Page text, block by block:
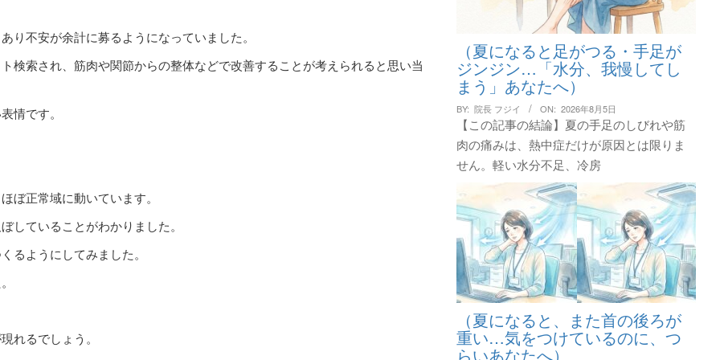
り不安が余計に募るようになっていました。
検索され、筋肉や関節からの整体などで改善することが考えられると思い当
情です。
ぼ正常域に動いています。
していることがわかりました。
るようにしてみました。
れるでしょう。
（夏になると足がつる・手足が
ジンジン…「水分、我慢してし
まう」あなたへ）
BY: 院長 フジイ ON: 2026年8月5日
【この記事の結論】夏の手足のしびれや筋
肉の痛みは、熱中症だけが原因とは限りま
せん。軽い水分不足、冷房
（夏になると、また首の後ろが
重い…気をつけているのに、つ
らいあなたへ）